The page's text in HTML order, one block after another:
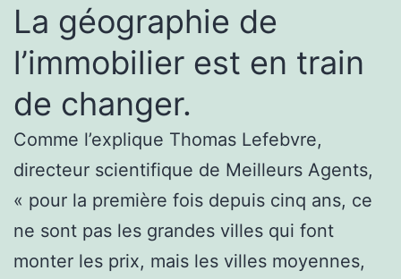
La géographie de
l’immobilier est en train
de changer.
Comme l’explique Thomas Lefebvre,
directeur scientifique de Meilleurs Agents,
« pour la première fois depuis cinq ans, ce
ne sont pas les grandes villes qui font
monter les prix, mais les villes moyennes,